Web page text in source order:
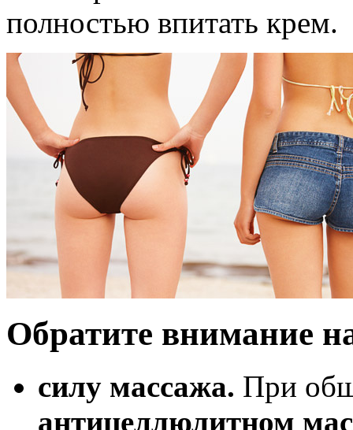
полностью впитать крем.
Обратите внимание
силу массажа. При
антицеллюлитном